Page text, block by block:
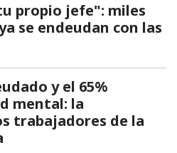
propio jefe": miles
se endeudan con las
y el 65%
mental: la
trabajadores de la